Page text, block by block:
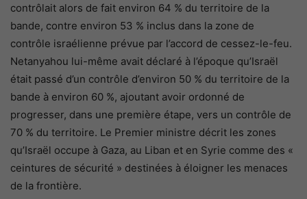
contrôlait alors de fait environ 64 % du territoire de la
bande, contre environ 53 % inclus dans la zone de
contrôle israélienne prévue par l’accord de cessez-le-feu.
Netanyahou lui-même avait déclaré à l’époque qu’Israël
était passé d’un contrôle d’environ 50 % du territoire de la
bande à environ 60 %, ajoutant avoir ordonné de
progresser, dans une première étape, vers un contrôle de
70 % du territoire. Le Premier ministre décrit les zones
qu’Israël occupe à Gaza, au Liban et en Syrie comme des «
ceintures de sécurité » destinées à éloigner les menaces
de la frontière.